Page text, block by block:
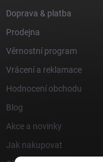
Doprava & platba
Prodejna
Věrnostní program
Vrácení a reklamace
Hodnocení obchodu
Blog
Akce a novinky
Jak nakupovat